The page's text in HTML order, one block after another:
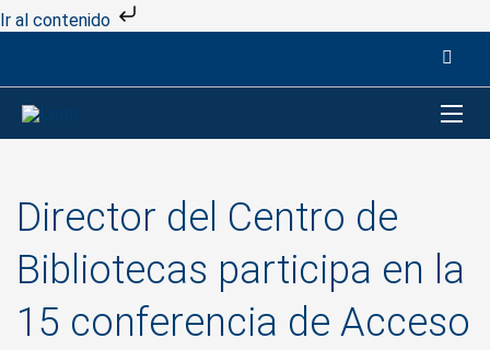
Ir al contenido
Director del Centro de
Bibliotecas participa en la
15 conferencia de Acceso